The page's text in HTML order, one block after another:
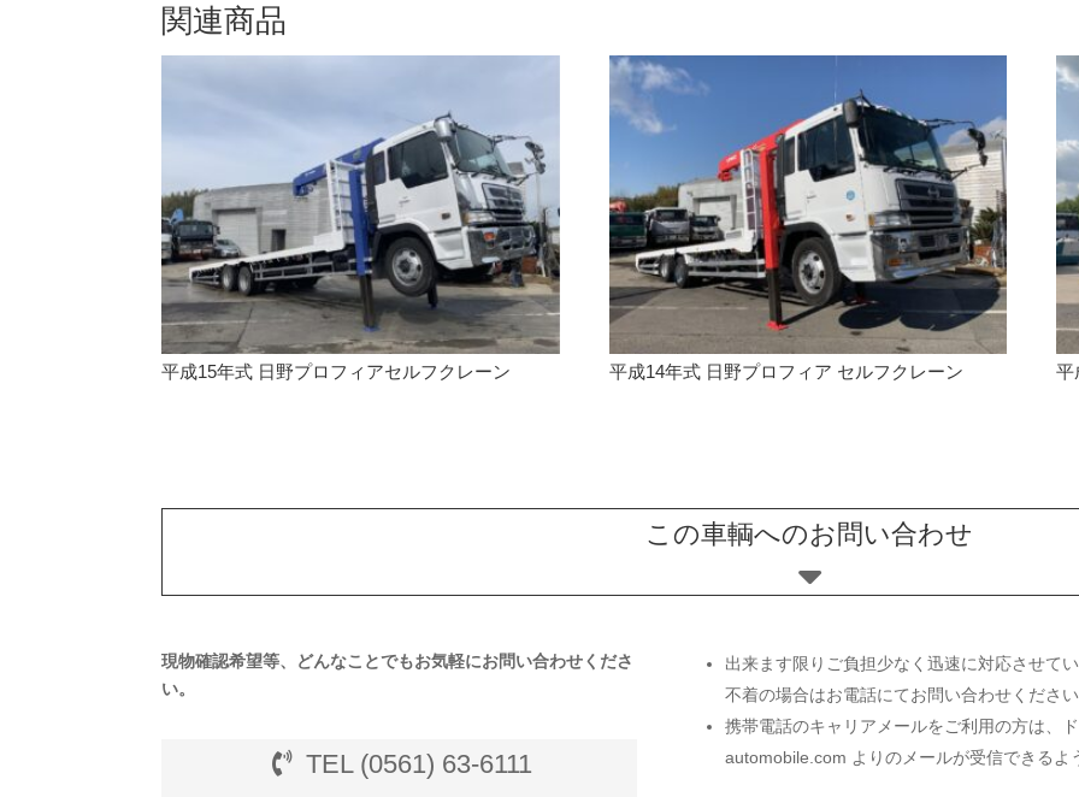
関連商品
平成15年式 日野プロフィアセルフクレーン 平成14年式 日野プロフィア セルフクレーン 平
この車輌へのお問い合わせ
現物確認希望等、どんなことでもお気軽にお問い合わせくださ
い。
TEL (0561) 63-6111
出来ます限りご負担少なく迅速に対応させて
不着の場合はお電話にてお問い合わせください
携帯電話のキャリアメールをご利用の方は、
automobile.com よりのメールが受信できるよ